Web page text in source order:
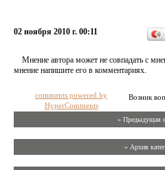
02 ноября 2010 г. 00:11
Мнение автора может не совпадать с
мнение напишите его в комментариях.
Возник
comments powered by
HyperComments
« Предыдущая
» Архив